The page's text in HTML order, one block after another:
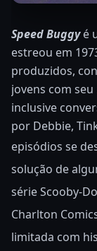
Speed Buggyé
estreou em
produzidos,
jovens com
inclusive
por Debbie,
episódios se
solução de
série Scooby-
Charlton
limitada com